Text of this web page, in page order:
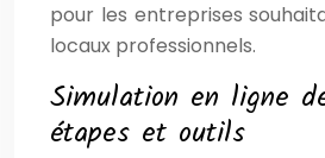
pour les entreprises
locaux professionnels.
Simulation en ligne
étapes et outils